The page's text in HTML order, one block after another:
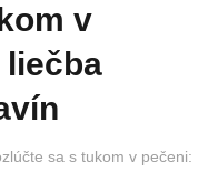
liečba
sa s tukom v pečeni: